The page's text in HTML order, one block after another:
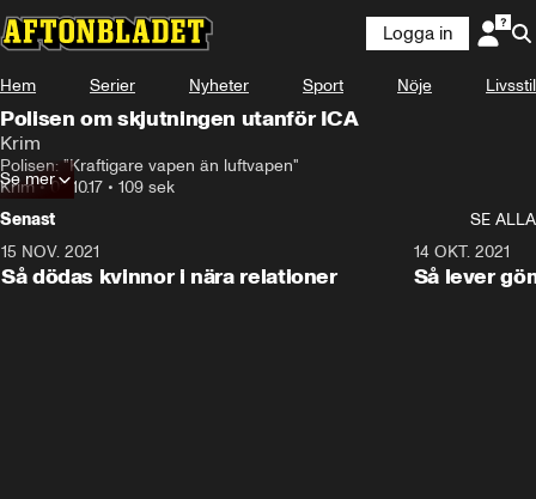
Logga in
Hem Serier Nyheter Sport Nöje Livsstil
Polisen om skjutningen utanför ICA
Krim
Polisen: "Kraftigare vapen än luftvapen"
Krim•02.10.17 • 109 sek
Se mer
Senast
SE ALLA
15 NOV. 2021
Så dödas kvinnor i nära relationer
14 OKT. 2021
Så lever